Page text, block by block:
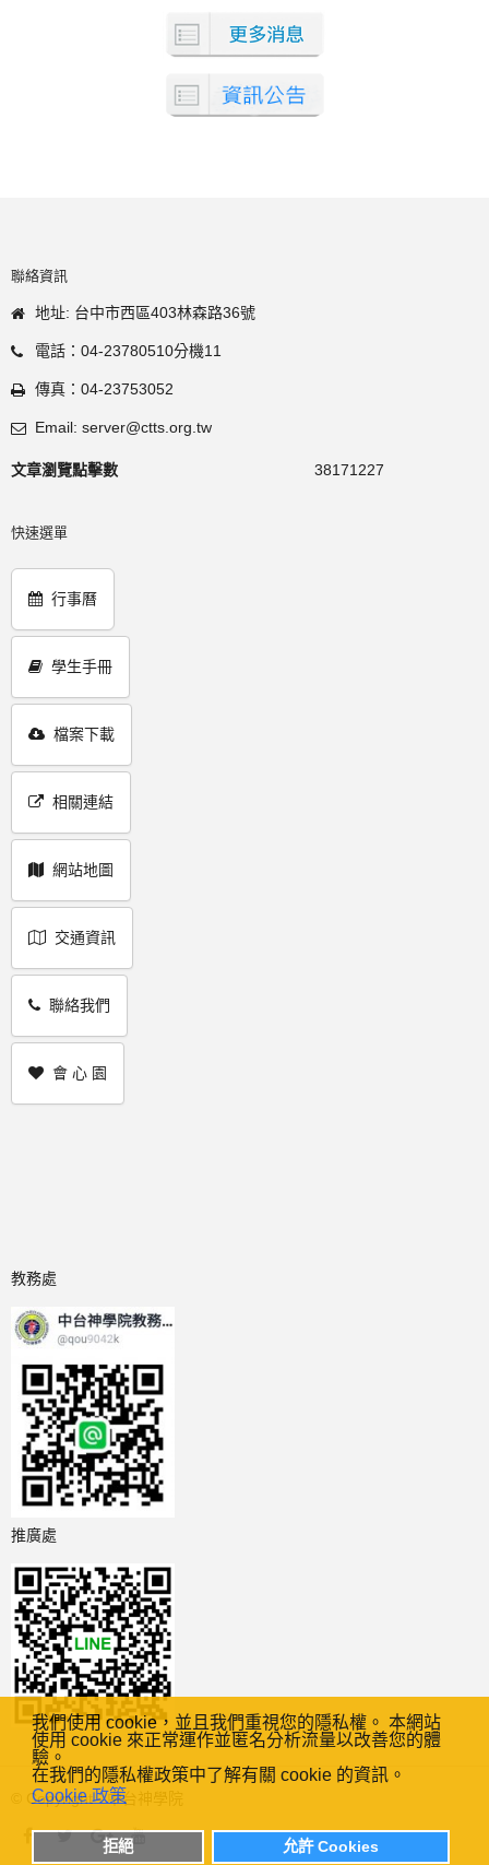
我們使用 cookie，並且我們重視您的隱私權。 本網站
使用 cookie 來正常運作並匿名分析流量以改善您的體
驗。
在我們的隱私權政策中了解有關 cookie 的資訊。
Cookie 政策
拒絕 允許 Cookies
聯絡資訊
地址: 台中市西區403林森路36號
電話：04-23780510分機11
傳真：04-23753052
Email: server@ctts.org.tw
文章瀏覽點擊數 38171227
快速選單
行事曆
學生手冊
檔案下載
相關連結
網站地圖
交通資訊
聯絡我們
會 心 園
教務處
推廣處
© Copyright - 中台神學院